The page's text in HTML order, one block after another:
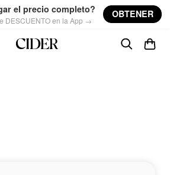
el precio completo?
DESCUENTO en la App →
OBTENER